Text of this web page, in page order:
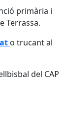
primària i
Terrassa.
o trucant al
del CAP